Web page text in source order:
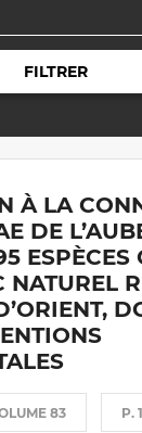
FILTRER
À LA
DE
ESPÈCES
NATUREL
83 P.